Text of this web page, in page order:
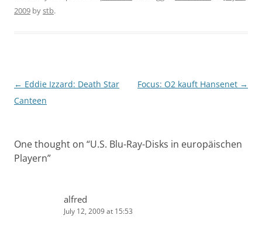
2009 bystb.
Post
navigation
← Eddie Izzard: Death Star
Canteen
Focus: O2 kauft Hansenet →
One thought on “U.S. Blu-Ray-Disks in europäischen
Playern”
alfred
July 12, 2009 at 15:53